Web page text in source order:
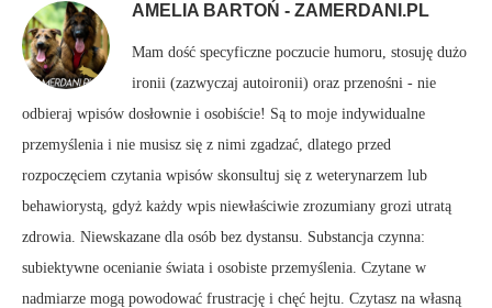
AMELIA BARTOŃ - ZAMERDANI.PL
Mam dość specyficzne poczucie humoru, stosuję dużo
ironii (zazwyczaj autoironii) oraz przenośni - nie
odbieraj wpisów dosłownie i osobiście! Są to moje indywidualne
przemyślenia i nie musisz się z nimi zgadzać, dlatego przed
rozpoczęciem czytania wpisów skonsultuj się z weterynarzem lub
behawiorystą, gdyż każdy wpis niewłaściwie zrozumiany grozi utratą
zdrowia. Niewskazane dla osób bez dystansu. Substancja czynna:
subiektywne ocenianie świata i osobiste przemyślenia. Czytane w
nadmiarze mogą powodować frustrację i chęć hejtu. Czytasz na własną